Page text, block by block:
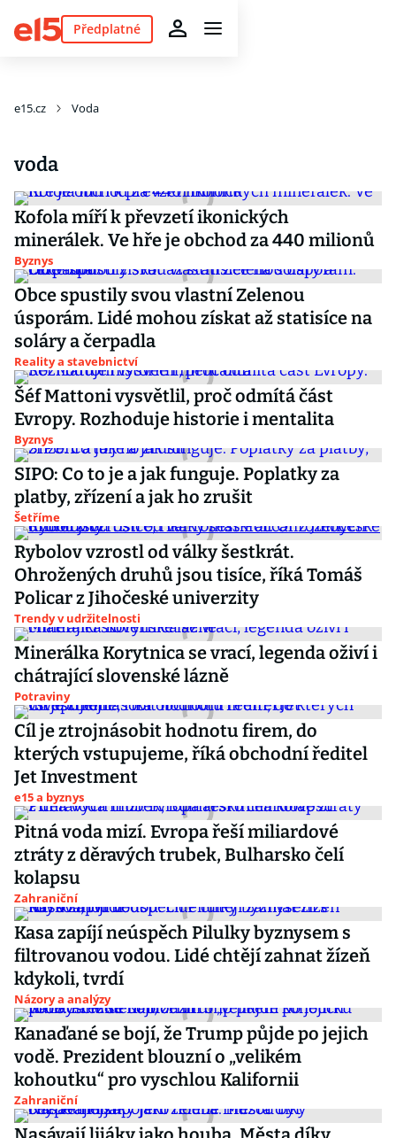
Předplatné
e15.cz Voda
voda
Kofola míří k převzetí ikonických
minerálek. Ve hře je obchod za 440 milionů
Byznys
Obce spustily svou vlastní Zelenou
úsporám. Lidé mohou získat až statisíce na
soláry a čerpadla
Reality a stavebnictví
Šéf Mattoni vysvětlil, proč odmítá část
Evropy. Rozhoduje historie i mentalita
Byznys
SIPO: Co to je a jak funguje. Poplatky za
platby, zřízení a jak ho zrušit
Šetříme
Rybolov vzrostl od války šestkrát.
Ohrožených druhů jsou tisíce, říká Tomáš
Policar z Jihočeské univerzity
Trendy v udržitelnosti
Minerálka Korytnica se vrací, legenda oživí i
chátrající slovenské lázně
Potraviny
Cíl je ztrojnásobit hodnotu firem, do
kterých vstupujeme, říká obchodní ředitel
Jet Investment
e15 a byznys
Pitná voda mizí. Evropa řeší miliardové
ztráty z děravých trubek, Bulharsko čelí
kolapsu
Zahraniční
Kasa zapíjí neúspěch Pilulky byznysem s
filtrovanou vodou. Lidé chtějí zahnat žízeň
kdykoli, tvrdí
Názory a analýzy
Kanaďané se bojí, že Trump půjde po jejich
vodě. Prezident blouzní o „velikém
kohoutku“ pro vyschlou Kalifornii
Zahraniční